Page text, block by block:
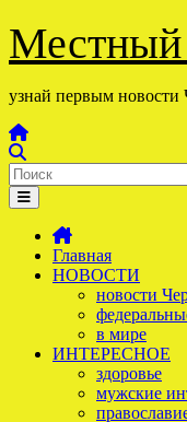
Перейти
содержимому
узнай первым
Главная
НОВОСТИ
новости
в мире
ИНТЕРЕСНОЕ
здоровье
мужские